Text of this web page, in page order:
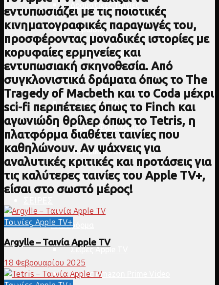
Δραματικές Ταινίες
Κωμωδίες
Δικαστικές Ταινίες
Θρίλερ
Ταινίες εποχής
Ταινίες Φαντασίας
Πολεμικές Ταινίες
Παλιότερες ταινίες
Πλατφόρμα
Σειρές Apple TV
Σειρές Amazon Prime Video
εντυπωσιάζει με τις ποιοτικές
κινηματογραφικές παραγωγές του,
προσφέροντας μοναδικές ιστορίες με
κορυφαίες ερμηνείες και
εντυπωσιακή σκηνοθεσία. Από
συγκλονιστικά δράματα όπως το The
Tragedy of Macbeth και το Coda μέχρι
sci-fi περιπέτειες όπως το Finch και
αγωνιώδη θρίλερ όπως το Tetris, η
πλατφόρμα διαθέτει ταινίες που
καθηλώνουν. Αν ψάχνεις για
αναλυτικές κριτικές και προτάσεις για
τις καλύτερες ταινίες του Apple TV+,
είσαι στο σωστό μέρος!
Ταινίες Apple TV+
Argylle – Ταινία Apple TV
18 Φεβρουαρίου 2025